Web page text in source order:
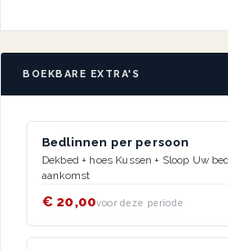
BOEKBARE EXTRA'S
Bedlinnen per persoon
Dekbed + hoes Kussen + Sloop Uw
aankomst
€ 20,00voor deze periode